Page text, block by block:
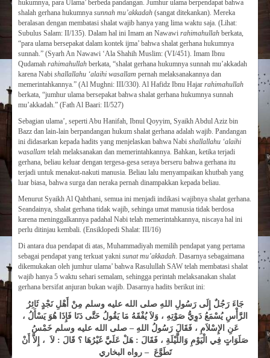
hukumnya, para Ulama’ berbeda pandangan. Jumhur ulama berpendapat bahwa
shalah gerhana hukumnya sunnah mu’akkadah (sangat ditekankan). Mereka
beralasan dengan membatasi shalat wajib hanya yang lima waktu saja. (Lihat:
Subulus Salam: II/135). Dalam hal ini Imam an Nawawi rahimahullah berkata,
“para ulama bersepakat dalam kontek ijma’ bahwa shalat gerhana hukumnya
sunnah.” (Syarh An Nawawi ‘Ala Shahih Muslim: (VI/451). Imam Ibnu
Qudamah rahimahullah berkata, “shalat gerhana hukumnya sunnah mu’akkadah
karena Nabi shallallahu ‘alaihi wasallam pernah melaksanakannya dan
memerintahkannya.” (Al Mughni: III/330). Al Hafidz Ibnu Hajar rahimahullah
berkata, “jumhur ulama bersepakat bahwa shalat gerhana hukumnya sunnah
mu’akkadah.” (Fath Al Baari: II/527)
Sebagian ulama’, seperti Abu Hanifah, Ibnul Qoyyim, Syaikh Abdul Aziz bin
Bazz dan lain-lain berpandangan hukum shalat gerhana adalah wajib. Pandangan
ini didasarkan kepada hadits yang menjelaskan bahwa Nabi shallallahu ‘alaihi
wasallam telah melaksanakan dan memerintahkannya. Bahkan, ketika terjadi
gerhana, beliau keluar dengan tergesa-gesa seraya berseru bahwa gerhana itu
terjadi untuk menakut-nakuti manusia. Beliau lalu menyampaikan khutbah yang
luar biasa, bahwa surga dan neraka pernah dinampakkan kepada beliau.
Menurut Syaikh Al Qahthani, semua ini menjadi indikasi wajibnya shalat gerhana.
Seandainya, shalat gerhana tidak wajib, sehinga umat manusia tidak berdosa
karena meninggalkannya padahal Nabi telah memerintahkannya, niscaya hal ini
perlu ditinjau kembali. (Ensiklopedi Shalat: III/16)
Di antara dua pendapat di atas, Muhammadiyah memilih pendapat yang pertama
sebagai pendapat yang terkuat yakni sunat mu’akkadah. Dasarnya sebagaimana
dikemukakan oleh jumhur ulama’ bahwa Rasulullah SAW telah membatasi shalat
wajib hanya 5 waktu sehari semalam, sehingga perintah melaksanakan shalat
gerhana bersifat anjuran bukan wajib. Dasarnya hadits berikut ini:
جَاءَ رَجُلٌ إِلَى رَسُولِ اللهِ صلى الله عليه وسلم مِنْ أَهْلِ نَجْدٍ ثَائِرُ
الرَّأْسِ يُسْمَعُ دَوِيُّ صَوْتِهِ ، وَلاَ يُفْقَهُ مَا يَقُولُ حَتَّى دَنَا فَإِذَا هُوَ يَسْأَلُ ،
عَنِ الإِسْلاَمِ ، فَقَالَ رَسُولُ اللهِ – صلى الله عليه وسلم خَمْسُ
صَلَوَاتٍ فِي الْيَوْمِ وَاللَّيْلَةِ ، فَقَالَ : هَلْ عَلَيَّ غَيْرُهَا ؟ قَالَ : لاَ ، إِلاَّ أَنْ
تَطَوَّعَ – رواه البخاري